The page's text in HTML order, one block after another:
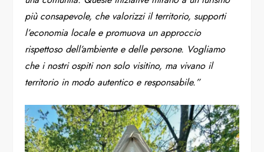
più consapevole, che valorizzi il territorio, supporti
l’economia locale e promuova un approccio
rispettoso dell’ambiente e delle persone. Vogliamo
che i nostri ospiti non solo visitino, ma vivano il
territorio in modo autentico e responsabile.”